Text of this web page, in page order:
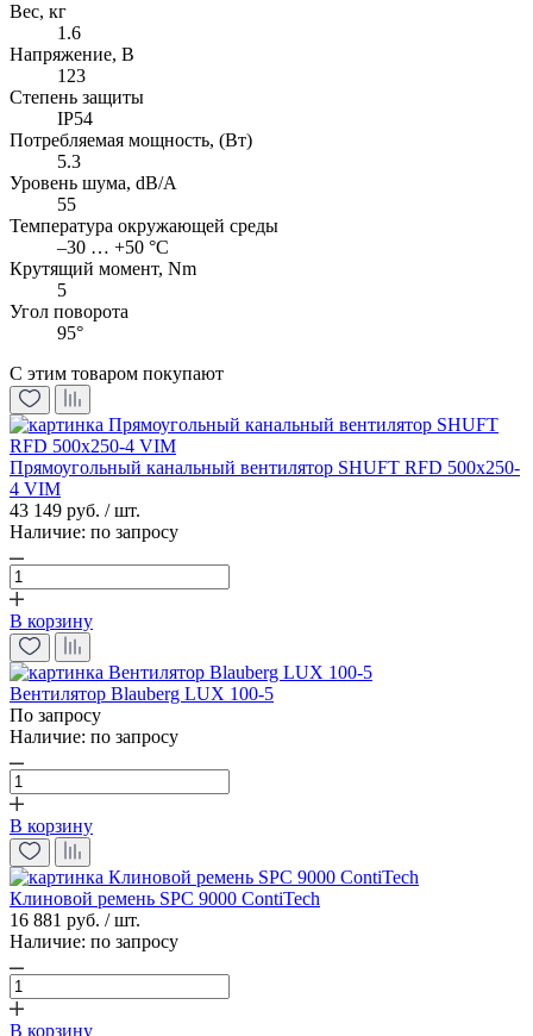
Вес, кг
1.6
Напряжение, B
123
Степень защиты
IP54
Потребляемая мощность, (Вт)
5.3
Уровень шума, dB/A
55
Температура окружающей среды
–30 … +50 °С
Крутящий момент, Nm
5
Угол поворота
95°
С этим товаром покупают
Прямоугольный канальный вентилятор SHUFT RFD 500х250-
4 VIM
43 149 руб. / шт.
Наличие: по запросу
В корзину
Вентилятор Blauberg LUX 100-5
По запросу
Наличие: по запросу
В корзину
Клиновой ремень SPC 9000 ContiTech
16 881 руб. / шт.
Наличие: по запросу
В корзину